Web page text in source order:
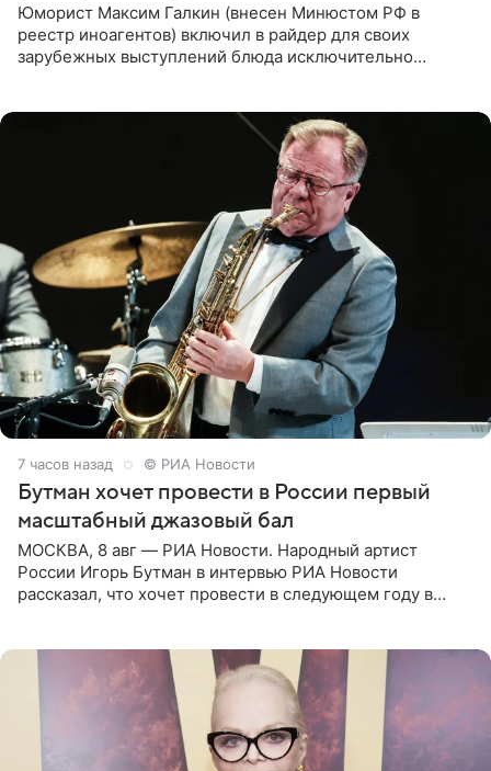
Юморист Максим Галкин (внесен Минюстом РФ в
реестр иноагентов) включил в райдер для своих
зарубежных выступлений блюда исключительно
7 часов назад © РИА Новости
Бутман хочет провести в России первый
масштабный джазовый бал
МОСКВА, 8 авг — РИА Новости. Народный артист
России Игорь Бутман в интервью РИА Новости
рассказал, что хочет провести в следующем году в